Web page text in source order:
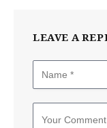
LEAVE A